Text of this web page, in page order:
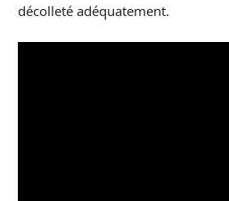
décolleté adéquatement.